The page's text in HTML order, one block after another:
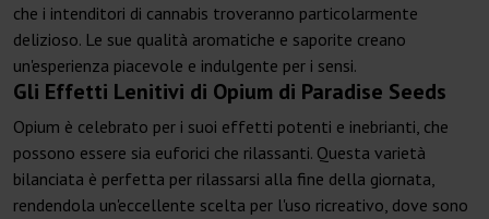
che i intenditori di cannabis troveranno particolarmente
delizioso. Le sue qualità aromatiche e saporite creano
un'esperienza piacevole e indulgente per i sensi.
Gli Effetti Lenitivi di Opium di Paradise Seeds
Opium è celebrato per i suoi effetti potenti e inebrianti, che
possono essere sia euforici che rilassanti. Questa varietà
bilanciata è perfetta per rilassarsi alla fine della giornata,
rendendola un'eccellente scelta per l'uso ricreativo, dove sono